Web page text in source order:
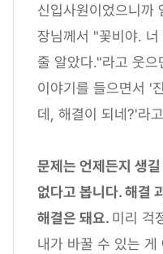
신입사원이었으니까
장님께서 "꽃비야.
줄 알았다."라고 웃
이야기를 들으면서 '
데, 해결이 되네?'라
문제는 언제든지 생
없다고 봅니다. 해결
해결은 돼요. 미리 걱
내가 바꿀 수 있는 게